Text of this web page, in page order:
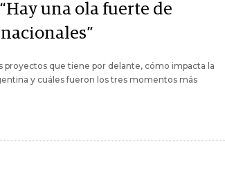
una ola fuerte de
proyectos que tiene por delante, cómo impacta la
y cuáles fueron los tres momentos más